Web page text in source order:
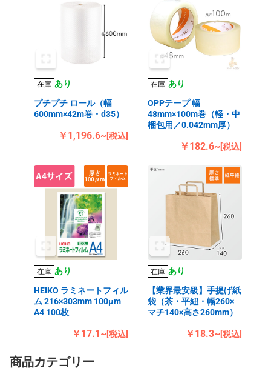
在庫 あり
プチプチ ロール（幅
600mm×42m巻・d35）
￥1,196.6~[税込]
在庫 あり
OPPテープ 幅
48mm×100m巻（軽・中
梱包用／0.042mm厚）
￥182.6~[税込]
在庫 あり
HEIKO ラミネートフィル
ム 216×303mm 100μm
A4 100枚
￥17.1~[税込]
在庫 あり
【業界最安級】手提げ紙
袋（茶・平紐・幅260×
マチ140×高さ260mm）
￥18.3~[税込]
商品カテゴリー